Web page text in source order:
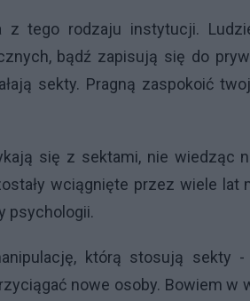
tego rodzaju instytucji.
bądź zapisują się do
sekty. Pragną zaspokoić
się z sektami, nie wiedząc
wciągnięte przez wiele lat
psychologii.
którą stosują sekty -
nowe osoby. Bowiem w